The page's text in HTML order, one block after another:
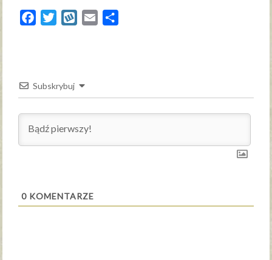
FacebookTwitterWykopEmail
Subskrybuj
0 KOMENTARZE